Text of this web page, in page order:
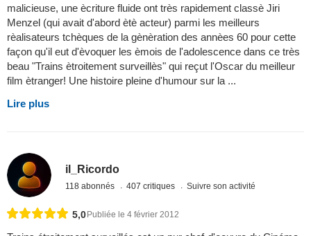
malicieuse, une ècriture fluide ont très rapidement classè Jiri
Menzel (qui avait d'abord ètè acteur) parmi les meilleurs
rèalisateurs tchèques de la gènèration des annèes 60 pour cette
façon qu'il eut d'èvoquer les èmois de l'adolescence dans ce très
beau "Trains ètroitement surveillès" qui reçut l'Oscar du meilleur
film ètranger! Une histoire pleine d'humour sur la ...
Lire plus
il_Ricordo
118 abonnés 407 critiques Suivre son activité
5,0 Publiée le 4 février 2012